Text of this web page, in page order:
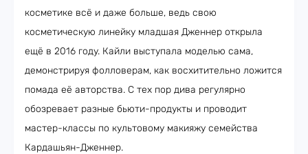
косметике всё и даже больше, ведь свою
косметическую линейку младшая Дженнер открыла
ещё в 2016 году. Кайли выступала моделью сама,
демонстрируя фолловерам, как восхитительно ложится
помада её авторства. С тех пор дива регулярно
обозревает разные бьюти-продукты и проводит
мастер-классы по культовому макияжу семейства
Кардашьян-Дженнер.